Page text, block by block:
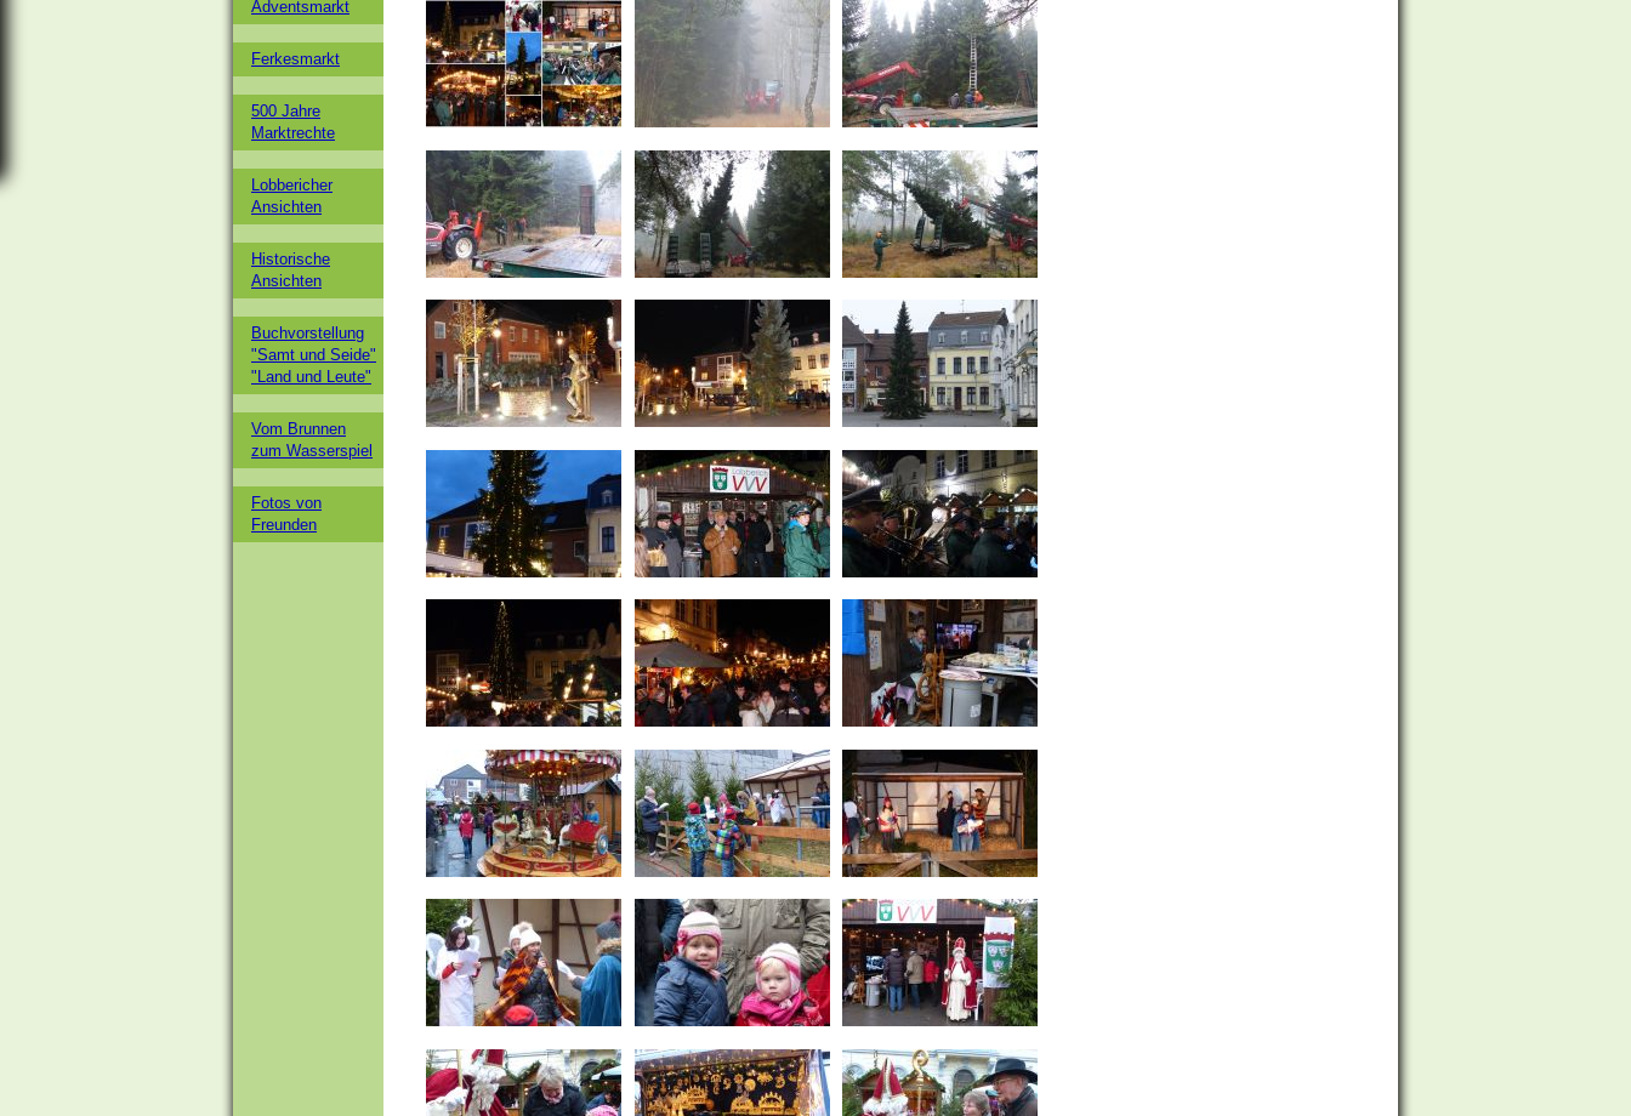
Adventsmarkt
Ferkesmarkt
500 Jahre
Marktrechte
Lobbericher
Ansichten
Historische
Ansichten
Buchvorstellung
"Samt und Seide"
"Land und Leute"
Vom Brunnen
zum Wasserspiel
Fotos von
Freunden